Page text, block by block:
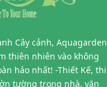
Cây cảnh, Aquagarden
thiên nhiên vào không
hảo nhất! -Thiết Kế, thi
tường trong nhà, văn